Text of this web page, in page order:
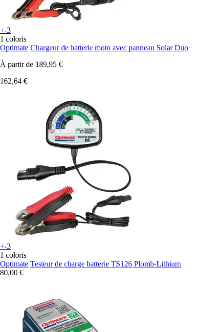
+-3
1 coloris
Optimate Chargeur de batterie moto avec panneau Solar Duo
À partir de 189,95 €
162,64 €
+-3
1 coloris
Optimate Testeur de charge batterie TS126 Plomb-Lithium
80,00 €